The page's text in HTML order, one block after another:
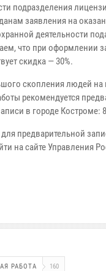
подразделения
заявления на
деятельности
что при оформлении
скидка — 30%.
скопления людей
рекомендуется
в городе Костроме:
предварительной
на сайте Управления
РАБОТА 160